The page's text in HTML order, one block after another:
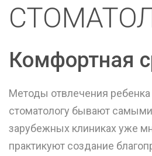
Комфортная
Методы отвлечения ребенка
стоматологу бывают
зарубежных клиниках уже
практикуют создание